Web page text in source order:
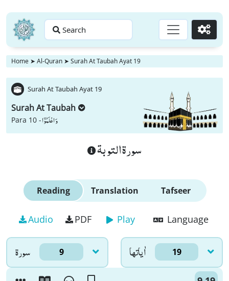
Search Go
Home ➤ Al-Quran ➤ Surah At Taubah Ayat 19
Surah At Taubah Ayat 19
Surah At Taubah
Para 10 -وَ اعْلَمُوْۤا
سورة التوبة
Reading Translation Tafseer
Audio PDF Play Language
سورۃ 9 اٰياتها 19